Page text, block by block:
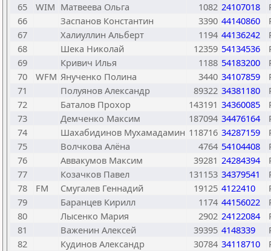
65
WIM Матвеева Ольга 1082 24107018
66
Заспанов Константин 3390 44140860
67
Халиуллин Альберт 1194 44136242
68
Шека Николай 12359 54134536
69
Кривич Илья 1188 54183200
70
WFM Янученко Полина 3440 34107859
71
Полуянов Александр 89322 34381180
72
Баталов Прохор 143191 34360085
73
Демченко Максим 187094 34476164
74
Шахабидинов Мухамадамин 118716 34287159
75
Волчкова Алёна 4764 54104408
76
Аввакумов Максим 39281 24284394
77
Козачков Павел 131153 34379541
78
FM Смугалев Геннадий 19125 4122410
79
Баранцев Кирилл 1174 44156022
80
Лысенко Мария 2902 24122084
81
Важенин Алексей 39395 4148339
82
Кудинов Александр 30784 34118710